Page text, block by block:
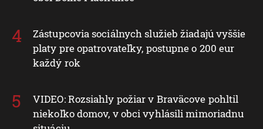
Zástupcovia sociálnych služieb žiadajú vyššie
platy pre opatrovateľky, postupne o 200 eur
každý rok
VIDEO: Rozsiahly požiar v Braväcove pohltil
niekoľko domov, v obci vyhlásili mimoriadnu